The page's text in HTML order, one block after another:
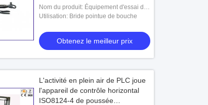
Nom du produit: Équipement d'essai de
jouets
Utilisation: Bride pointue de bouche
Obtenez le meilleur prix
L'activité en plein air de PLC joue
l'appareil de contrôle horizontal
ISO8124-4 de poussée